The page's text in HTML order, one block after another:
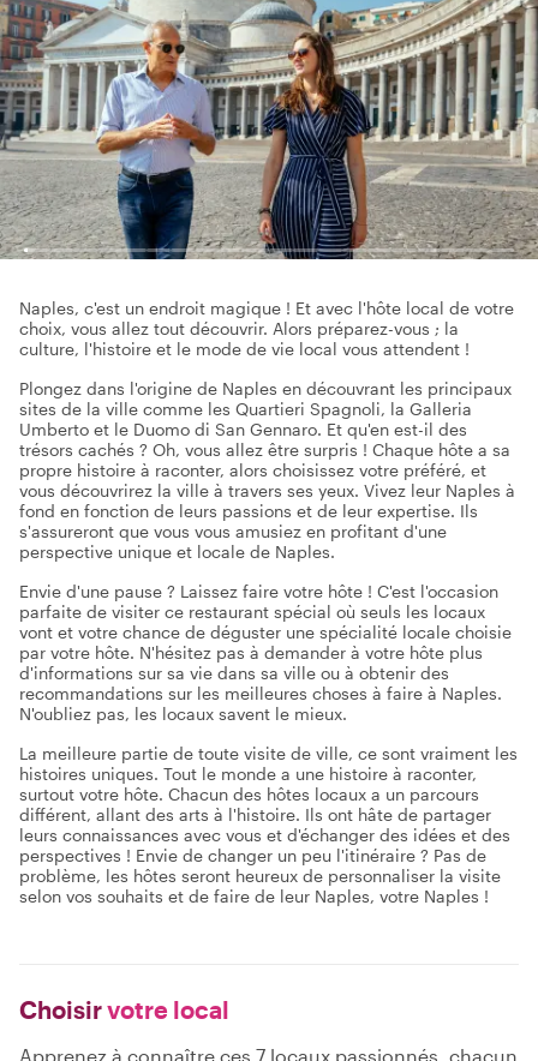
Naples, c'est un endroit magique ! Et avec l'hôte local de votre
choix, vous allez tout découvrir. Alors préparez-vous ; la
culture, l'histoire et le mode de vie local vous attendent !
Plongez dans l'origine de Naples en découvrant les principaux
sites de la ville comme les Quartieri Spagnoli, la Galleria
Umberto et le Duomo di San Gennaro. Et qu'en est-il des
trésors cachés ? Oh, vous allez être surpris ! Chaque hôte a sa
propre histoire à raconter, alors choisissez votre préféré, et
vous découvrirez la ville à travers ses yeux. Vivez leur Naples à
fond en fonction de leurs passions et de leur expertise. Ils
s'assureront que vous vous amusiez en profitant d'une
perspective unique et locale de Naples.
Envie d'une pause ? Laissez faire votre hôte ! C'est l'occasion
parfaite de visiter ce restaurant spécial où seuls les locaux
vont et votre chance de déguster une spécialité locale choisie
par votre hôte. N'hésitez pas à demander à votre hôte plus
d'informations sur sa vie dans sa ville ou à obtenir des
recommandations sur les meilleures choses à faire à Naples.
N'oubliez pas, les locaux savent le mieux.
La meilleure partie de toute visite de ville, ce sont vraiment les
histoires uniques. Tout le monde a une histoire à raconter,
surtout votre hôte. Chacun des hôtes locaux a un parcours
différent, allant des arts à l'histoire. Ils ont hâte de partager
leurs connaissances avec vous et d'échanger des idées et des
perspectives ! Envie de changer un peu l'itinéraire ? Pas de
problème, les hôtes seront heureux de personnaliser la visite
selon vos souhaits et de faire de leur Naples, votre Naples !
Choisirvotre local
Apprenez à connaître ces 7 locaux passionnés, chacun